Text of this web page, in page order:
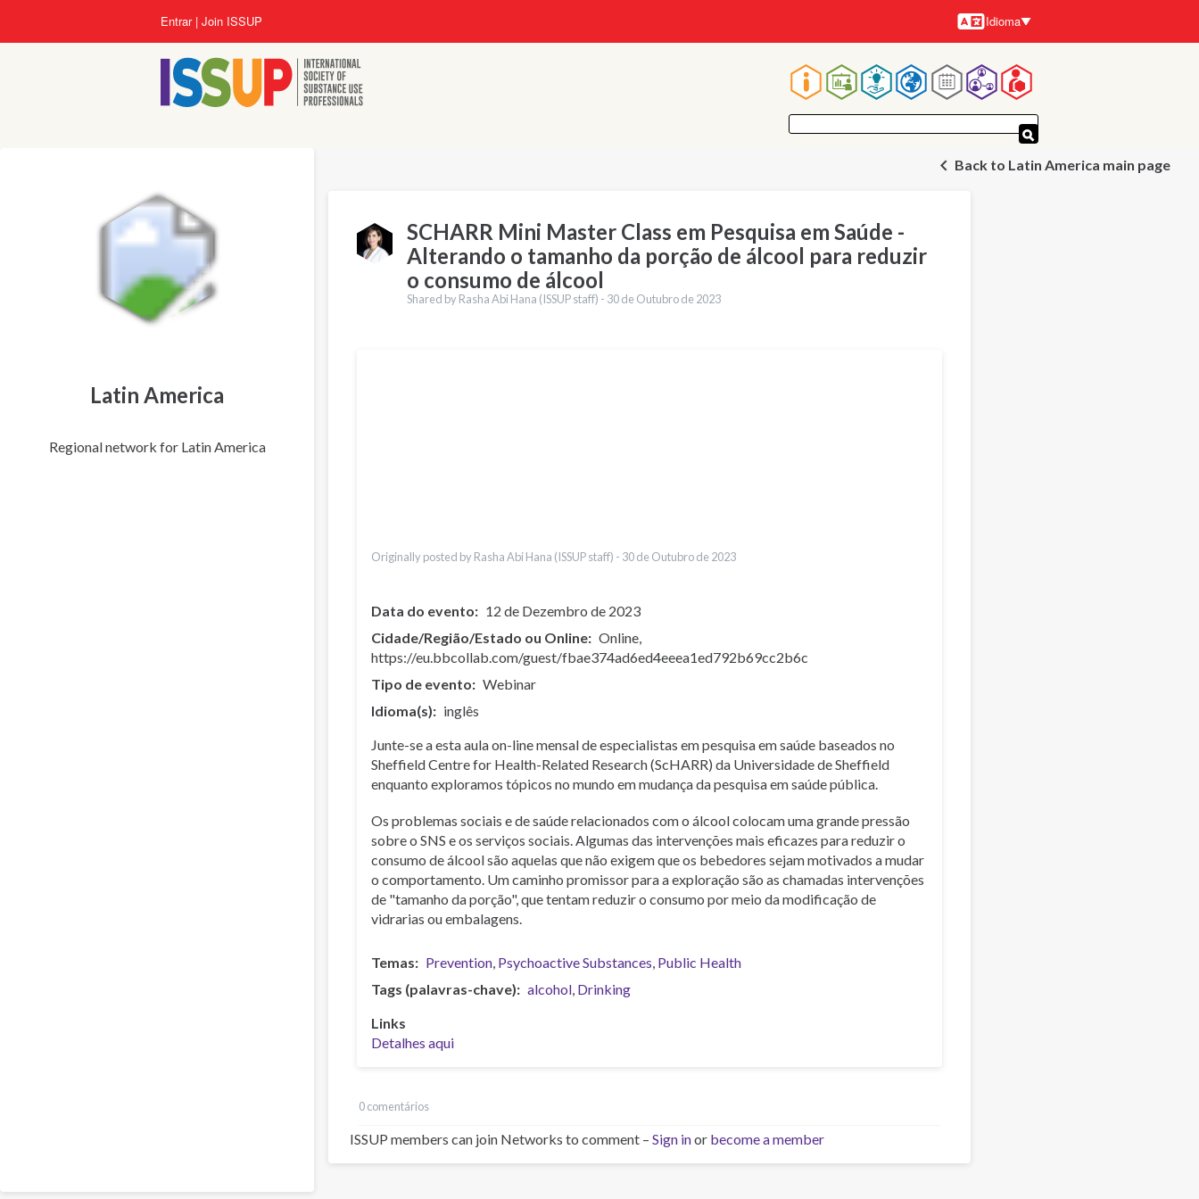
o
Entrar Join ISSUP
Idiomas
Idioma
Navegação
principal
Latin America
Regional network for Latin America
Back to Latin America main page
SCHARR Mini Master Class em Pesquisa em Saúde -
Alterando o tamanho da porção de álcool para reduzir
o consumo de álcool
Shared by Rasha Abi Hana (ISSUP staff) - 30 de Outubro de 2023
Originally posted by Rasha Abi Hana (ISSUP staff) - 30 de Outubro de 2023
Data do evento
12 de Dezembro de 2023
Cidade/Região/Estado ou Online
Online,
https://eu.bbcollab.com/guest/fbae374ad6ed4eeea1ed792b69cc2b6c
Tipo de evento
Webinar
Idioma(s)
inglês
Junte-se a esta aula on-line mensal de especialistas em pesquisa em saúde baseados no
Sheffield Centre for Health-Related Research (ScHARR) da Universidade de Sheffield
enquanto exploramos tópicos no mundo em mudança da pesquisa em saúde pública.
Os problemas sociais e de saúde relacionados com o álcool colocam uma grande pressão
sobre o SNS e os serviços sociais. Algumas das intervenções mais eficazes para reduzir o
consumo de álcool são aquelas que não exigem que os bebedores sejam motivados a mudar
o comportamento. Um caminho promissor para a exploração são as chamadas intervenções
de "tamanho da porção", que tentam reduzir o consumo por meio da modificação de
vidrarias ou embalagens.
Temas Prevention Psychoactive Substances Public Health
Tags (palavras-chave)
alcohol Drinking
Links
Detalhes aqui
0 comentários
ISSUP members can join Networks to comment – Sign inor become a member